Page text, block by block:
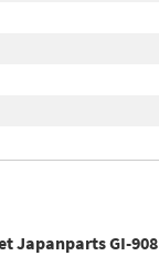
Japanparts GI-908